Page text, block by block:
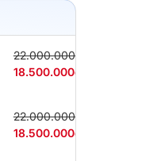
22.000.000₫
18.500.000₫
22.000.000₫
18.500.000₫